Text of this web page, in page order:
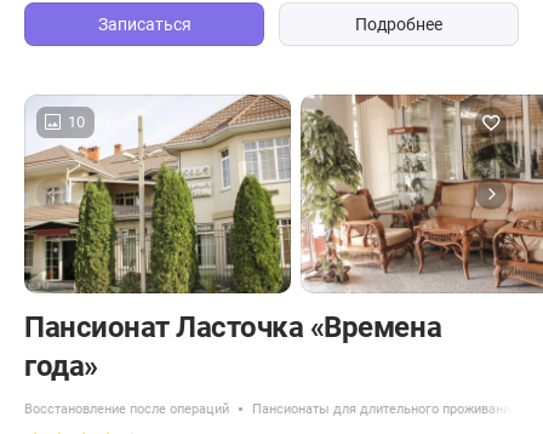
Записаться Подробнее
10
Пансионат Ласточка «Времена
года»
Восстановление после операций Пансионаты для длительного проживания